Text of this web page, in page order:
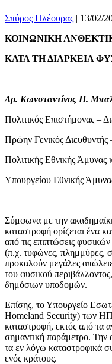
Σπύρος Πλέουρας | 13/02/
ΚΟΙΝΩΝΙΚΗ
ΚΑΤΑ ΤΗ ΔΙΑΡΚΕΙΑ
Δρ. Κωνσταντίνος Π.
Πολιτικός Επιστήμονας –
Πρώην Γενικός Διευθυντής
Πολιτικής Εθνικής
Υπουργείου Εθνικής
Σύμφωνα με την
καταστροφή ορίζεται ένα
από τις επιπτώσεις
(π.χ. τυφώνες, πλημμύρες,
προκαλούν μεγάλες
του φυσικού περιβάλλοντος,
δημόσιων υποδομών.
Επίσης, το Υπουργείο
Homeland Security) των
καταστροφή, εκτός από τα
σημαντική παράμετρο. Την
τα εν λόγω καταστροφικά
ενός κράτους.